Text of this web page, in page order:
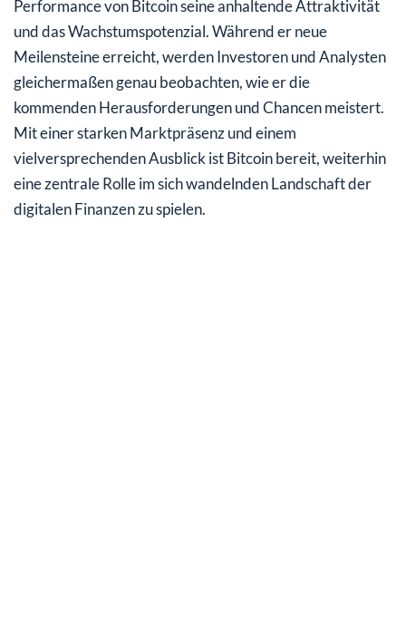
Performance von Bitcoin seine anhaltende Attraktivität
und das Wachstumspotenzial. Während er neue
Meilensteine erreicht, werden Investoren und Analysten
gleichermaßen genau beobachten, wie er die
kommenden Herausforderungen und Chancen meistert.
Mit einer starken Marktpräsenz und einem
vielversprechenden Ausblick ist Bitcoin bereit, weiterhin
eine zentrale Rolle im sich wandelnden Landschaft der
digitalen Finanzen zu spielen.